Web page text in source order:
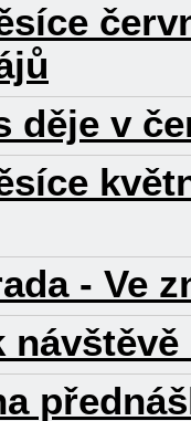
děje v
- Ve